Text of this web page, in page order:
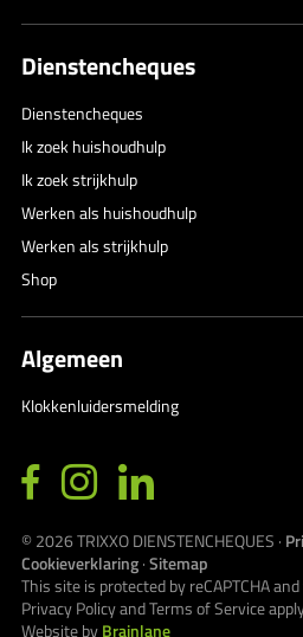
Dienstencheques
Dienstencheques
Ik zoek huishoudhulp
Ik zoek strijkhulp
Werken als huishoudhulp
Werken als strijkhulp
Shop
Algemeen
Klokkenluidersmelding
© 2026TRIXXO DIENSTENCHEQUES ·
Cookieverklaring·Sitemap
This site is protected by reCAPTCHA
Privacy PolicyandTerms of Service
Website byBrainlane